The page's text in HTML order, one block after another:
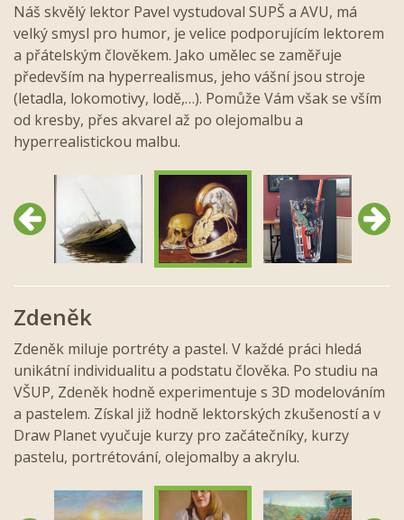
Náš skvělý lektor Pavel vystudoval SUPŠ a AVU, má
velký smysl pro humor, je velice podporujícím lektorem
a přátelským člověkem. Jako umělec se zaměřuje
především na hyperrealismus, jeho vášní jsou stroje
(letadla, lokomotivy, lodě,…). Pomůže Vám však se vším
od kresby, přes akvarel až po olejomalbu a
hyperrealistickou malbu.
Předchozí Další
Zdeněk
Zdeněk miluje portréty a pastel. V každé práci hledá
unikátní individualitu a podstatu člověka. Po studiu na
VŠUP, Zdeněk hodně experimentuje s 3D modelováním
a pastelem. Získal již hodně lektorských zkušeností a v
Draw Planet vyučuje kurzy pro začátečníky, kurzy
pastelu, portrétování, olejomalby a akrylu.